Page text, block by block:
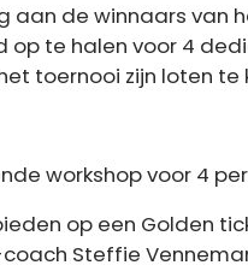
aan de winnaars
op te halen voor 4
toernooi zijn loten te
workshop voor 4
op een Golden
coach Steffie